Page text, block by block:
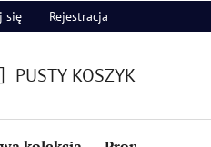
się Rejestracja
PUSTY KOSZYK